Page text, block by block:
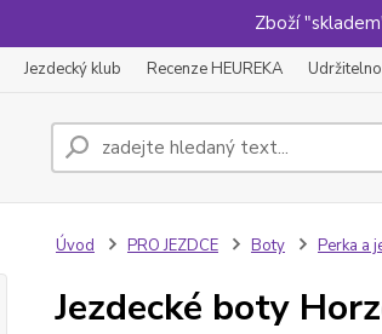
Zboží
Jezdecký klub Recenze HEUREKA
Úvod PRO JEZDCE Boty Perka a
Jezdecké boty